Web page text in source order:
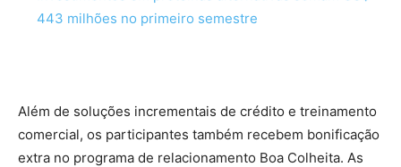
443 milhões no primeiro semestre
Além de soluções incrementais de crédito e treinamento
comercial, os participantes também recebem bonificação
extra no programa de relacionamento Boa Colheita. As